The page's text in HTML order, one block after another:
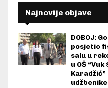
Najnovije objave
DOBOJ:
posjetio
salu u
u OŠ
udžbenike